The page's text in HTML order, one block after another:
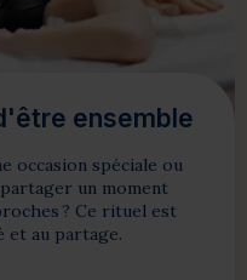
ensemble
occasion spéciale ou
un moment
? Ce rituel est
et au partage.